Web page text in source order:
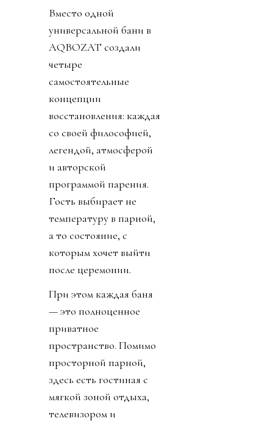
Вместо одной
универсальной бани в
AQBOZAT создали
четыре
самостоятельные
концепции
восстановления: каждая
со своей философией,
легендой, атмосферой
и авторской
программой парения.
Гость выбирает не
температуру в парной,
а то состояние, с
которым хочет выйти
после церемонии.
При этом каждая баня
— это полноценное
приватное
пространство. Помимо
просторной парной,
здесь есть гостиная с
мягкой зоной отдыха,
телевизором и